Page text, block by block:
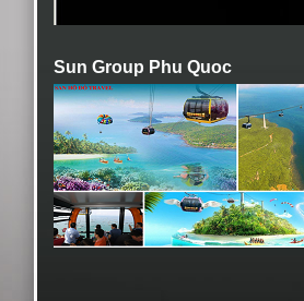
Sun Group Phu Quoc